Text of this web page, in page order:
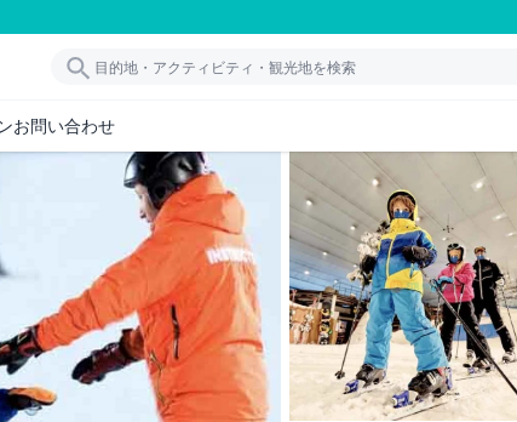
お問い合わせ